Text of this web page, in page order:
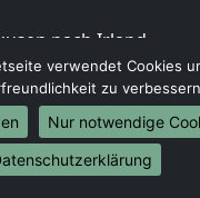
nach Irland
nach Lettland
nach Zypern
nach Kroatien
nach Estland
nach Finnland
verwendet Cookies
zu
Nur notwendige